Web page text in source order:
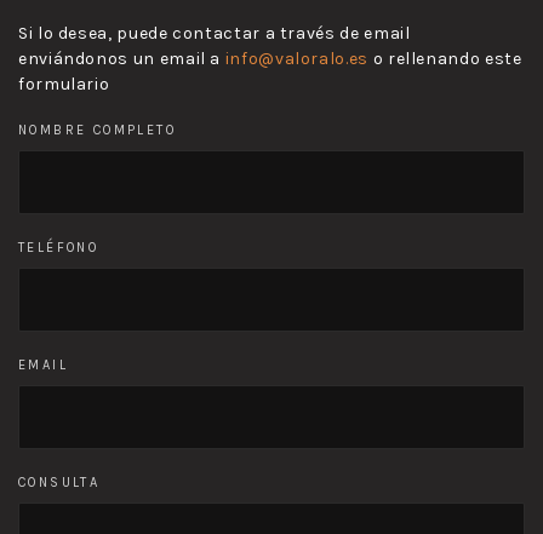
Si lo desea, puede contactar a través de email
enviándonos un email a info@valoralo.es o rellenando este
formulario
NOMBRE COMPLETO
TELÉFONO
EMAIL
CONSULTA